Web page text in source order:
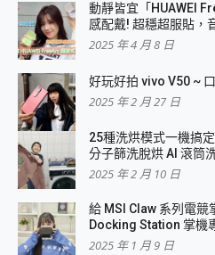
動靜皆宜「HUAWEI
感配戴! 超穩超服貼，
2025 年 4 月 8 日
好玩好拍 vivo V50 ~
2025 年 2 月 27 日
25種洗烘模式一機搞
分子篩洗脫烘 AI 滾筒
2025 年 2 月 10 日
給 MSI Claw 系列電競
Docking Station 掌機
2025 年 1 月 9 日